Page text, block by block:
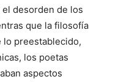
desorden de los
que la filosofía
lo preestablecido,
los poetas
aspectos